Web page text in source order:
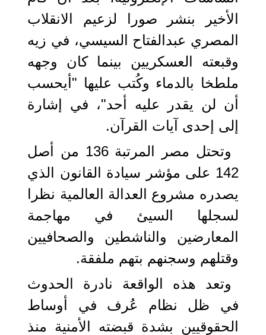
الأخير بنشر صورا لزعيم الانقلاب
المصري عبدالفتاح السيسي، في زيه
وقبعته العسكريين بينما كان وجهه
ملطخا بالدماء وكُتب عليها "أيحسب
أن لن يقدر عليه أحد"، في إشارة
إلى إحدى آيات القرآن.
وتحتل مصر المرتبة 136 من أصل
142 على مؤشر سيادة القانون الذي
يصدره مشروع العدالة العالمية نظرا
لسجلها السيئ في مهاجمة
المعارضين والناشطين والصحافيين
وقتلهم وسجنهم بتهم ملفقة.
وتعد هذه الواقعة نادرة الحدوث
في ظل نظام عُرف في أوساط
الحقوقيين بشدة قبضته الأمنية منذ